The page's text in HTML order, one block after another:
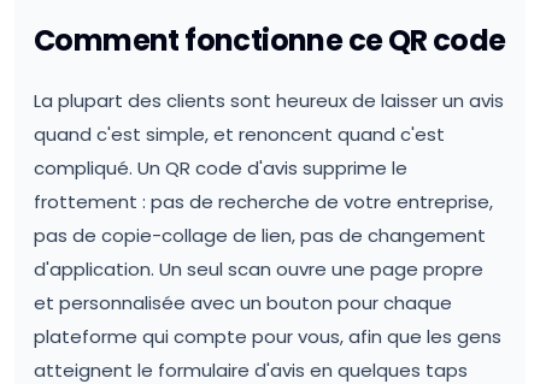
Comment fonctionne ce QR code
La plupart des clients sont heureux de laisser un avis
quand c'est simple, et renoncent quand c'est
compliqué. Un QR code d'avis supprime le
frottement : pas de recherche de votre entreprise,
pas de copie-collage de lien, pas de changement
d'application. Un seul scan ouvre une page propre
et personnalisée avec un bouton pour chaque
plateforme qui compte pour vous, afin que les gens
atteignent le formulaire d'avis en quelques taps